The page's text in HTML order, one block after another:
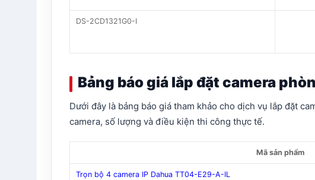
DS-2CD1321G0-I
Bảng báo giá lắp đặt camera
Dưới đây là bảng báo giá tham khảo cho dịch vụ lắp đặt
camera, số lượng và điều kiện thi công thực tế.
Mã sản phẩm
Trọn bộ 4 camera IP Dahua TT04-E29-A-IL